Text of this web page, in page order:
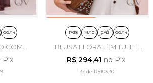
GG/44
COM
VISCO
Pix
P/38 M/40 G/42 GG/44
BLUSA FLORAL EM TULE E
VISCO MARROM - ARTSY
R$ 294,41 no Pix
3x de R$103,30